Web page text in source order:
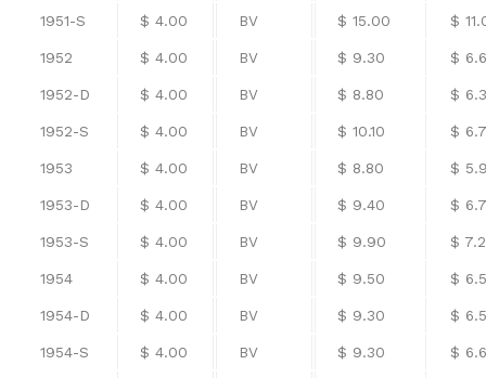
1951-S $ 4.00 BV $ 15.00 $
1952 $ 4.00 BV $ 9.30 $
1952-D $ 4.00 BV $ 8.80 $
1952-S $ 4.00 BV $ 10.10 $
1953 $ 4.00 BV $ 8.80 $
1953-D $ 4.00 BV $ 9.40 $
1953-S $ 4.00 BV $ 9.90 $
1954 $ 4.00 BV $ 9.50 $
1954-D $ 4.00 BV $ 9.30 $
1954-S $ 4.00 BV $ 9.30 $